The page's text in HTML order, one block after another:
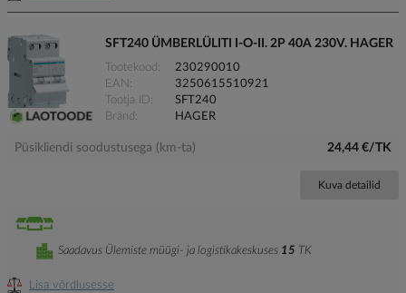
SFT240 ÜMBERLÜLITI I-O-II. 2P 40A 230V. HAGER
Tootekood
230290010
EAN
3250615510921
Tootja ID
SFT240
Bränd
HAGER
Püsikliendi soodustusega (km-ta) 24,44 €/TK
Kuva detailid
Lisa võrdlusesse
Saadavus Ülemiste müügi- ja logistikakeskuses 15 TK